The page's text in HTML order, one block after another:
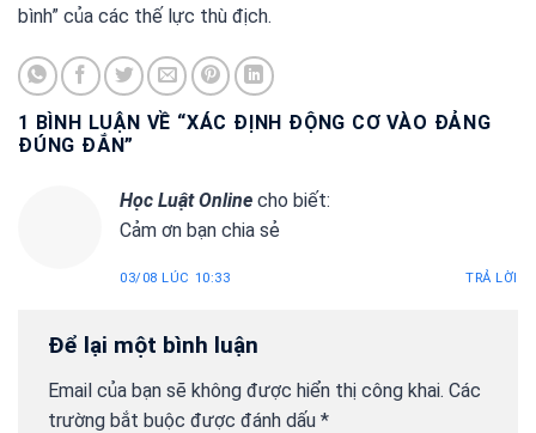
bình” của các thế lực thù địch.
1 BÌNH LUẬN VỀ “XÁC ĐỊNH ĐỘNG CƠ VÀO ĐẢNG
ĐÚNG ĐẮN”
Học Luật Online cho biết:
Cảm ơn bạn chia sẻ
03/08 LÚC 10:33 TRẢ LỜI
Để lại một bình luận
Email của bạn sẽ không được hiển thị công khai. Các
trường bắt buộc được đánh dấu *